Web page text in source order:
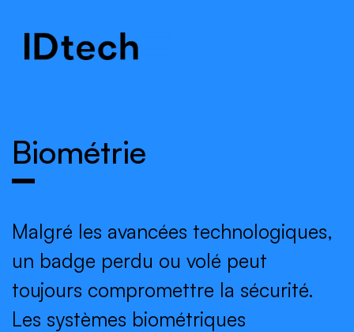
Biométrie
Malgré les avancées technologiques,
un badge perdu ou volé peut
toujours compromettre la sécurité.
Les systèmes biométriques